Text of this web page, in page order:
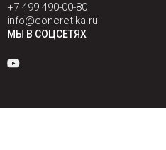
+7 499 490-00-80
info@concretika.ru
МЫ В СОЦСЕТЯХ